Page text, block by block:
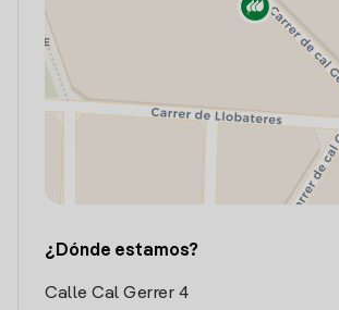
¿Dónde estamos?
Calle Cal Gerrer 4